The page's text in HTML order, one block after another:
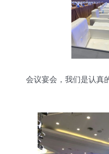
会议宴会，我们是认